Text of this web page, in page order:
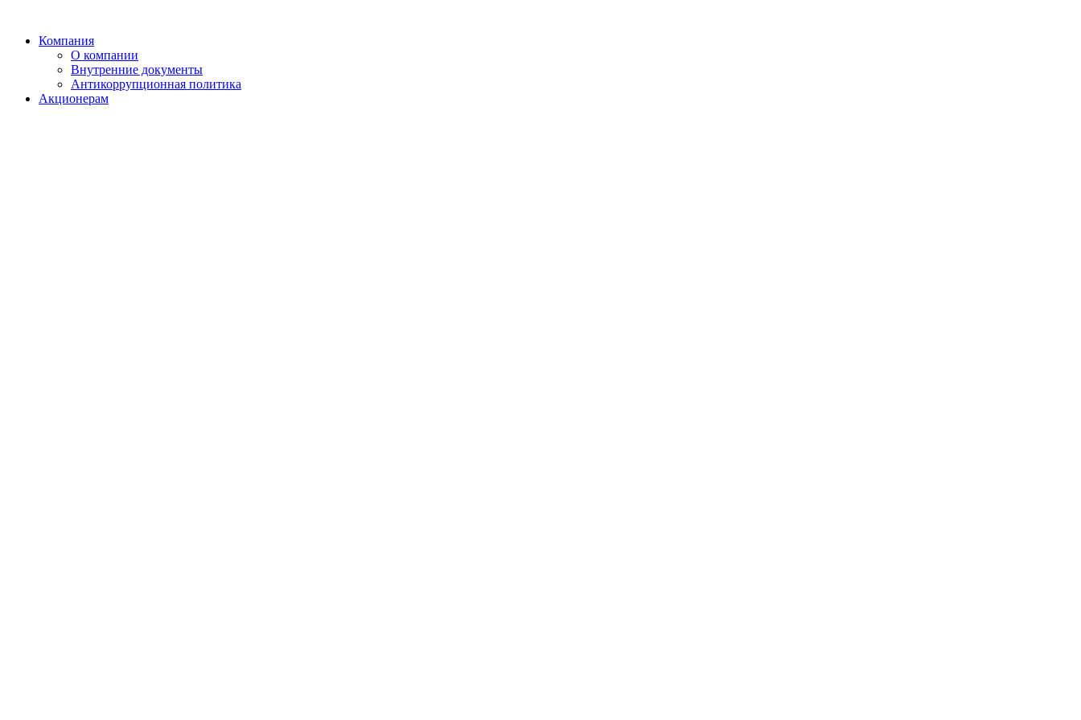
Компания
О компании
Внутренние документы
Антикоррупционная политика
Акционерам